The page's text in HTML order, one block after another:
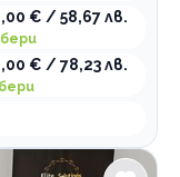
€ / 58,67 лв.
€ / 78,23 лв.
Elite Solutions